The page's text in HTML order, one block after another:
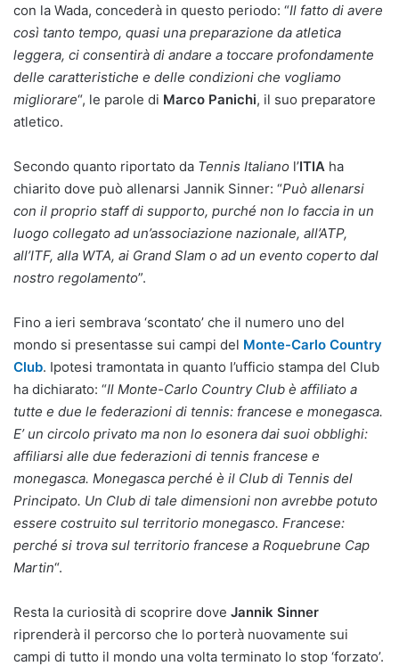
con la Wada, concederà in questo periodo: “Il fatto di avere
così tanto tempo, quasi una preparazione da atletica
leggera, ci consentirà di andare a toccare profondamente
delle caratteristiche e delle condizioni che vogliamo
migliorare“, le parole di Marco Panichi, il suo preparatore
atletico.
Secondo quanto riportato da Tennis Italiano l’ITIA ha
chiarito dove può allenarsi Jannik Sinner: “Può allenarsi
con il proprio staff di supporto, purché non lo faccia in un
luogo collegato ad un’associazione nazionale, all’ATP,
all’ITF, alla WTA, ai Grand Slam o ad un evento coperto dal
nostro regolamento”.
Fino a ieri sembrava ‘scontato’ che il numero uno del
mondo si presentasse sui campi del Monte-Carlo Country
Club. Ipotesi tramontata in quanto l’ufficio stampa del Club
ha dichiarato: “Il Monte-Carlo Country Club è affiliato a
tutte e due le federazioni di tennis: francese e monegasca.
E’ un circolo privato ma non lo esonera dai suoi obblighi:
affiliarsi alle due federazioni di tennis francese e
monegasca. Monegasca perché è il Club di Tennis del
Principato. Un Club di tale dimensioni non avrebbe potuto
essere costruito sul territorio monegasco. Francese:
perché si trova sul territorio francese a Roquebrune Cap
Martin“.
Resta la curiosità di scoprire dove Jannik Sinner
riprenderà il percorso che lo porterà nuovamente sui
campi di tutto il mondo una volta terminato lo stop ‘forzato’.